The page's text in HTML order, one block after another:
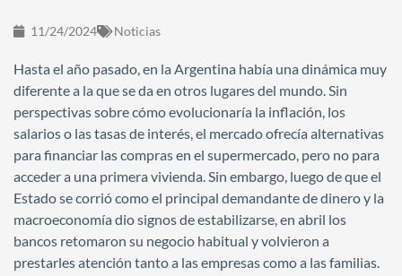
11/24/2024 Noticias
Hasta el año pasado, en la Argentina había una dinámica muy
diferente a la que se da en otros lugares del mundo. Sin
perspectivas sobre cómo evolucionaría la inflación, los
salarios o las tasas de interés, el mercado ofrecía alternativas
para financiar las compras en el supermercado, pero no para
acceder a una primera vivienda. Sin embargo, luego de que el
Estado se corrió como el principal demandante de dinero y la
macroeconomía dio signos de estabilizarse, en abril los
bancos retomaron su negocio habitual y volvieron a
prestarles atención tanto a las empresas como a las familias.